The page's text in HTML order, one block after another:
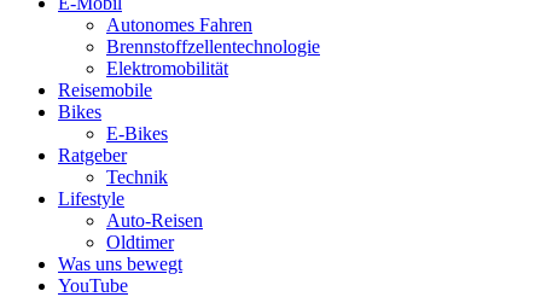
Autonomes Fahren
Brennstoffzellentechnologie
Elektromobilität
Reisemobile
Bikes
E-Bikes
Ratgeber
Technik
Lifestyle
Auto-Reisen
Oldtimer
Was uns bewegt
YouTube